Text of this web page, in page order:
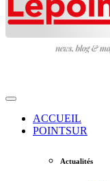
ACCUEIL
POINTSUR
Actualités